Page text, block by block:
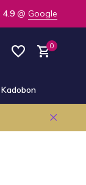
4.9 @ Google
0
Kadobon